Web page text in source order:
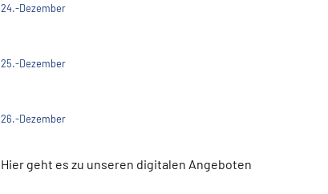
24.-Dezember
25.-Dezember
26.-Dezember
Hier geht es zu unseren digitalen Angeboten